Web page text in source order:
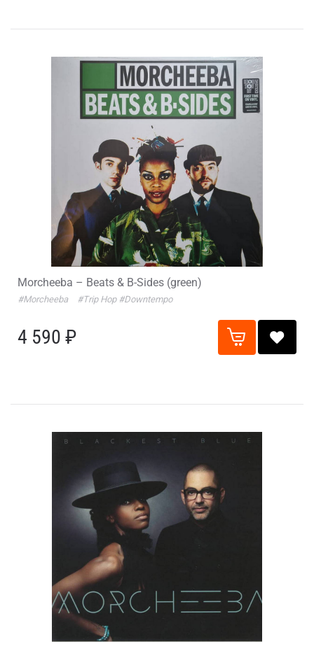
Morcheeba – Beats & B-Sides (green)
#Morcheeba #Trip Hop #Downtempo
4 590 ₽